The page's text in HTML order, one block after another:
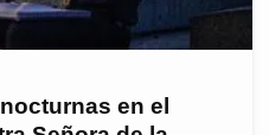
en el